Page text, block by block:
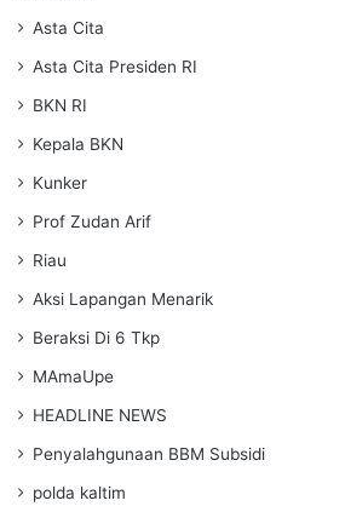
Asta Cita
Asta Cita Presiden RI
BKN RI
Kepala BKN
Kunker
Prof Zudan Arif
Riau
Aksi Lapangan Menarik
Beraksi Di 6 Tkp
MAmaUpe
HEADLINE NEWS
Penyalahgunaan BBM Subsidi
polda kaltim